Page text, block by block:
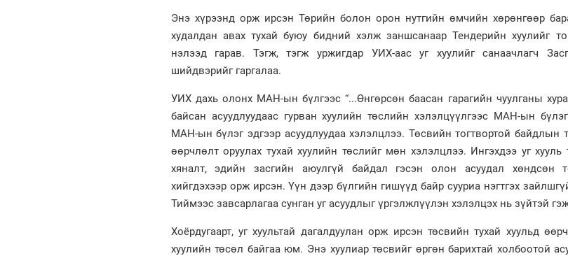
Энэ хүрээнд орж ирсэн Төрийн болон орон нутгийн өмчийн хөрөнгөөр
худалдан авах тухай буюу бидний хэлж заншсанаар Тендерийн хуулийг
нэлээд гарав. Тэгж, тэгж уржигдар УИХ-аас уг хуулийг санаачлагч
шийдвэрийг гаргалаа.
УИХ дахь олонх МАН-ын бүлгээс “...Өнгөрсөн баасан гарагийн чуулганы
байсан асуудлуудаас гурван хуулийн төслийн хэлэлцүүлгээс МАН-ын
МАН-ын бүлэг эдгээр асуудлуудаа хэлэлцлээ. Төсвийн тогтвортой байдлын
өөрчлөлт оруулах тухай хуулийн төслийг мөн хэлэлцлээ. Ингэхдээ уг хууль
хяналт, эдийн засгийн аюулгүй байдал гэсэн олон асуудал хөндсөн
хийгдэхээр орж ирсэн. Үүн дээр бүлгийн гишүүд байр сууриа нэгтгэх
Тиймээс завсарлагаа сунган уг асуудлыг үргэлжлүүлэн хэлэлцэх нь зүйтэй
Хоёрдугаарт, уг хуультай дагалдуулан орж ирсэн төсвийн тухай хуульд
хуулийн төсөл байгаа юм. Энэ хуулиар төсвийг өргөн барихтай холбоотой